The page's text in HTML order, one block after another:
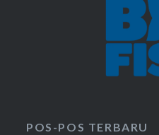
POS-POS TERBARU